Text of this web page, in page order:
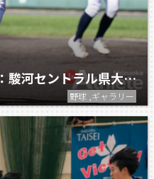
【中体連2026】軟式野球：駿河セントラル県大会準優勝！東海大会出場決定！
野球 ,ギャラリー